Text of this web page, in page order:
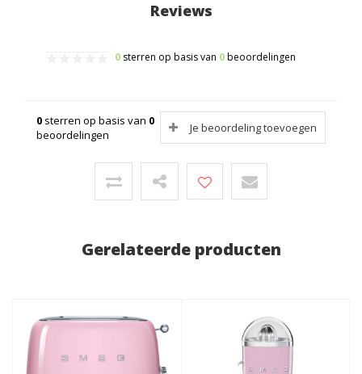
Reviews
0 sterren op basis van 0beoordelingen
0 sterren op basis van 0
beoordelingen
Je beoordeling toevoegen
Gerelateerde producten